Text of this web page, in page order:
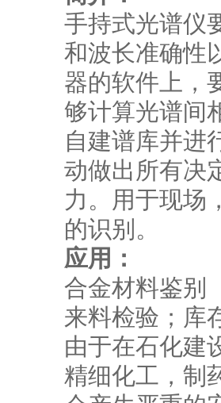
手持式光谱仪
和波长准确性
器的软件上，
够计算光谱间
自建谱库并进
动做出所有决
力。用于现场
的识别。
应用：
合金材料鉴别
来料检验；库
由于在石化建
精细化工，制